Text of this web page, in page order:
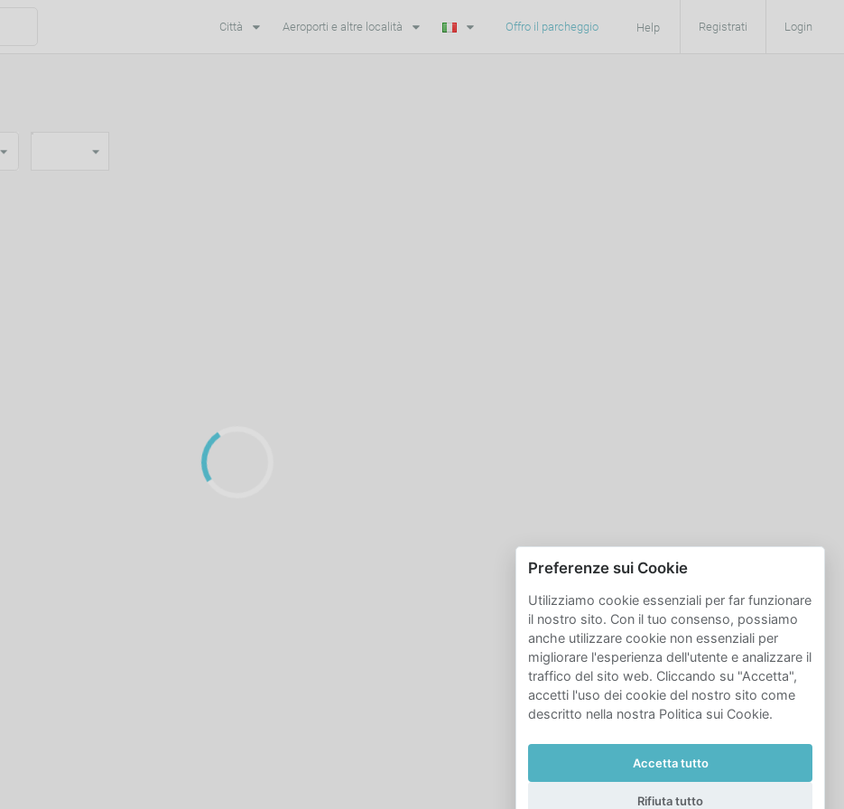
Offro il parcheggio Help Registrati Login
Città Aeroporti e altre località
Preferenze sui Cookie
Utilizziamo cookie essenziali per far funzionare
il nostro sito. Con il tuo consenso, possiamo
anche utilizzare cookie non essenziali per
migliorare l'esperienza dell'utente e analizzare il
traffico del sito web. Cliccando su "Accetta",
accetti l'uso dei cookie del nostro sito come
descritto nella nostra Politica sui Cookie.
Accetta tutto
Rifiuta tutto